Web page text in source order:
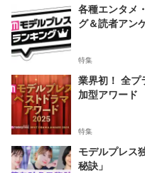
各種エンタメ
グ＆読者アン
特集
業界初！ 全プ
加型アワード
特集
モデルプレス
秘訣」